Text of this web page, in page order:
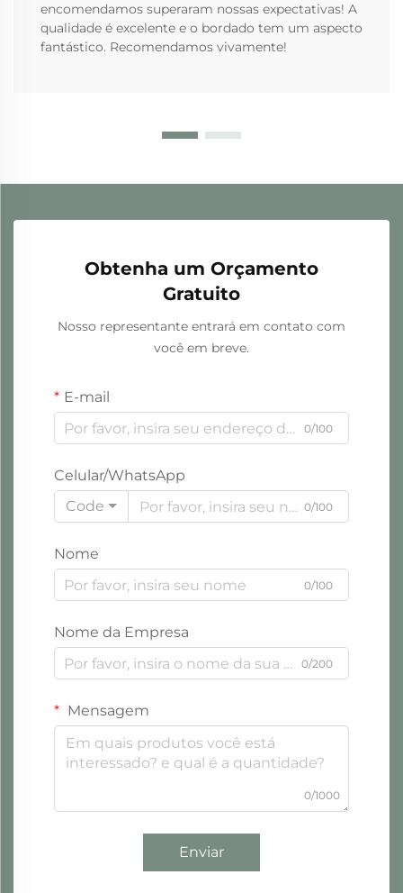
encomendamos superaram nossas expectativas! A
qualidade é excelente e o bordado tem um aspecto
fantástico. Recomendamos vivamente!
Obtenha um Orçamento
Gratuito
Nosso representante entrará em contato com
você em breve.
E-mail
0/100
Celular/WhatsApp
Code
0/100
Nome
0/100
Nome da Empresa
0/200
Mensagem
0/1000
Enviar